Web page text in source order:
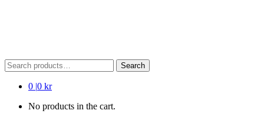
Search
for:
Search
0 |0 kr
No products in the cart.